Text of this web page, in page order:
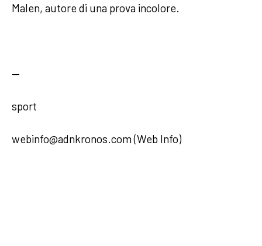
Malen, autore di una prova incolore.
—
sport
webinfo@adnkronos.com (Web Info)